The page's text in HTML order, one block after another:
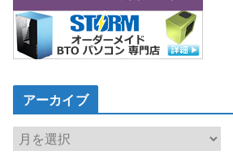
アーカイブ
ア
ー